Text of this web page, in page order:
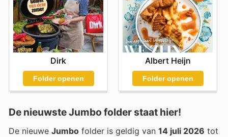
Dirk
Folder openen
Albert Heijn
Folder openen
De nieuwste Jumbo folder staat hier!
De nieuwe Jumbo folder is geldig van 14 juli 2026 tot